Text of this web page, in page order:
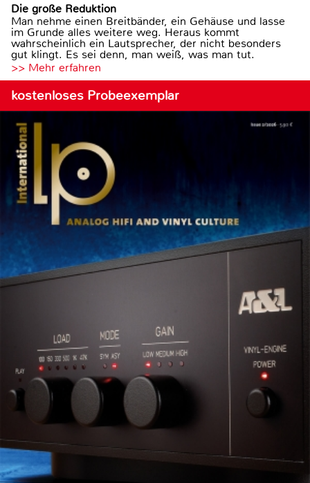
Die große Reduktion
Man nehme einen Breitbänder, ein Gehäuse und lasse
im Grunde alles weitere weg. Heraus kommt
wahrscheinlich ein Lautsprecher, der nicht besonders
gut klingt. Es sei denn, man weiß, was man tut.
>> Mehr erfahren
kostenloses Probeexemplar